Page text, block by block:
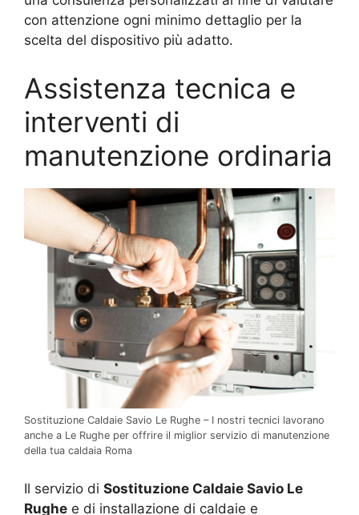
con attenzione ogni minimo dettaglio per la
scelta del dispositivo più adatto.
Assistenza tecnica e
interventi di
manutenzione ordinaria
Sostituzione Caldaie Savio Le Rughe – I nostri tecnici lavorano
anche a Le Rughe per offrire il miglior servizio di manutenzione
della tua caldaia Roma
Il servizio di Sostituzione Caldaie Savio Le
Rughe e di installazione di caldaie e